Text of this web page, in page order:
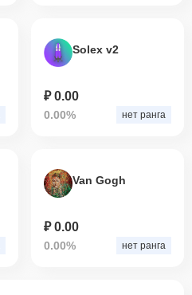
Solex v2
₽ 0.00
0.00% нет ранга
Van Gogh
₽ 0.00
0.00% нет ранга